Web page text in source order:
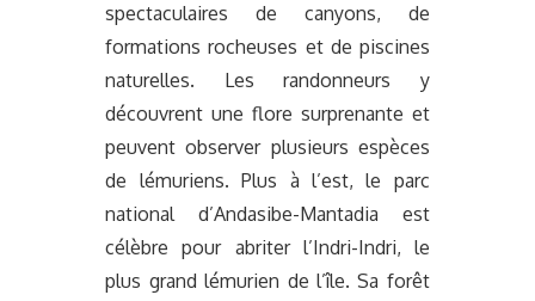
spectaculaires de canyons, de
formations rocheuses et de piscines
naturelles. Les randonneurs y
découvrent une flore surprenante et
peuvent observer plusieurs espèces
de lémuriens. Plus à l’est, le parc
national d’Andasibe-Mantadia est
célèbre pour abriter l’Indri-Indri, le
plus grand lémurien de l’île. Sa forêt